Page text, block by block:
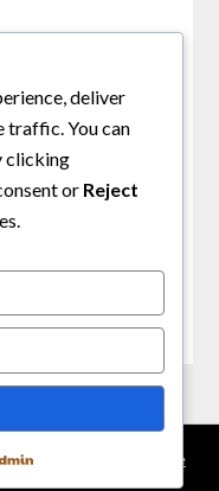
and
Responsive
deliver
traffic. You can
clicking
or Reject